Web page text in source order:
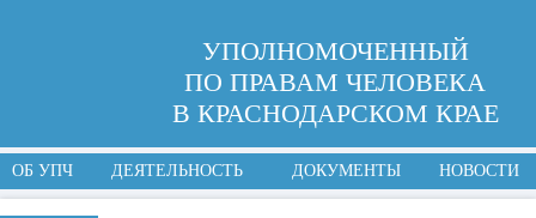
УПОЛНОМОЧЕННЫЙ
ПО ПРАВАМ ЧЕЛОВЕКА
В КРАСНОДАРСКОМ КРАЕ
ОБ УПЧ ДЕЯТЕЛЬНОСТЬ ДОКУМЕНТЫ НОВОСТИ